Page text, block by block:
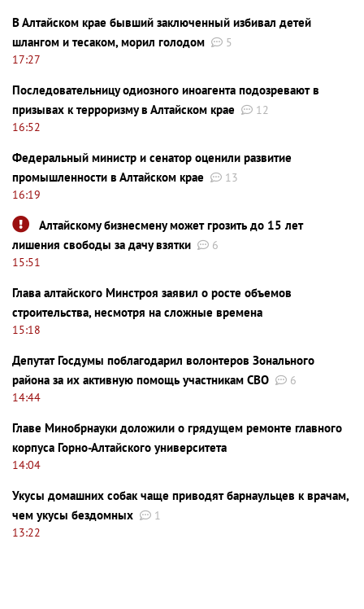
В Алтайском крае бывший заключенный избивал детей
шлангом и тесаком, морил голодом
5
17:27
Последовательницу одиозного иноагента подозревают в
призывах к терроризму в Алтайском крае
12
16:52
Федеральный министр и сенатор оценили развитие
промышленности в Алтайском крае
13
16:19
Алтайскому бизнесмену может грозить до 15 лет
лишения свободы за дачу взятки
6
15:51
Глава алтайского Минстроя заявил о росте объемов
строительства, несмотря на сложные времена
15:18
Депутат Госдумы поблагодарил волонтеров Зонального
района за их активную помощь участникам СВО
6
14:44
Главе Минобрнауки доложили о грядущем ремонте главного
корпуса Горно-Алтайского университета
14:04
Укусы домашних собак чаще приводят барнаульцев к врачам,
чем укусы бездомных
1
13:22